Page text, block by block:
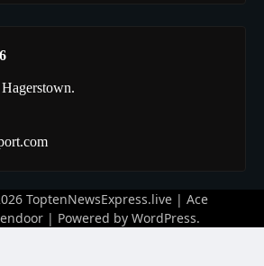
ToptenNewsExpress.live | Ace
| Powered by WordPress.